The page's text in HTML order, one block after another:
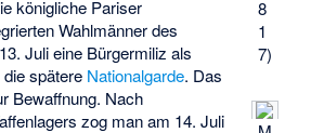
8
1
7)
königliche Pariser
Wahlmänner des
Juli eine Bürgermiliz als
spätere Nationalgarde. Das
Bewaffnung. Nach
zog man am 14. Juli